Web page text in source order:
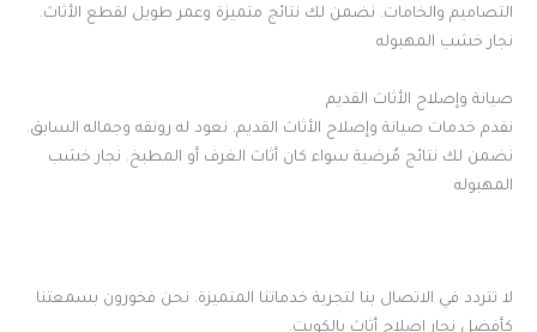
التصاميم والخامات. نضمن لك نتائج متميزة وعمر طويل لقطع الأثاث.
نجار خشب المهبوله
صيانة وإصلاح الأثاث القديم
نقدم خدمات صيانة وإصلاح الأثاث القديم. نعود له رونقه وجماله السابق.
نضمن لك نتائج مُرضية سواء كان أثاث الغرف أو المطبخ. نجار خشب
المهبوله
لا تتردد في الاتصال بنا لتجربة خدماتنا المتميزة. نحن فخورون بسمعتنا